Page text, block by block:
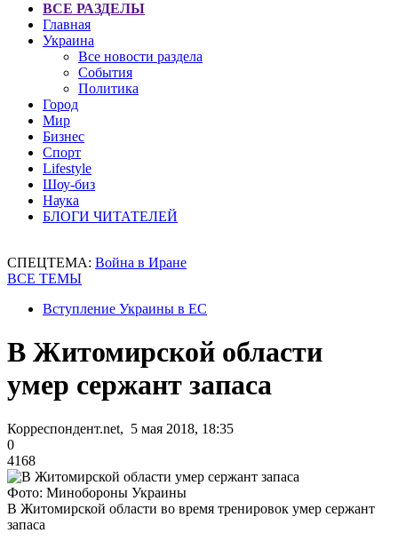
ВСЕ РАЗДЕЛЫ
Главная
Украина
Все новости раздела
События
Политика
Город
Мир
Бизнес
Спорт
Lifestyle
Шоу-биз
Наука
БЛОГИ ЧИТАТЕЛЕЙ
СПЕЦТЕМА: Война в Иране
ВСЕ ТЕМЫ
Вступление Украины в ЕС
В Житомирской области
умер сержант запаса
Корреспондент.net, 5 мая 2018, 18:35
0
4168
Фото: Минобороны Украины
В Житомирской области во время тренировок умер сержант
запаса